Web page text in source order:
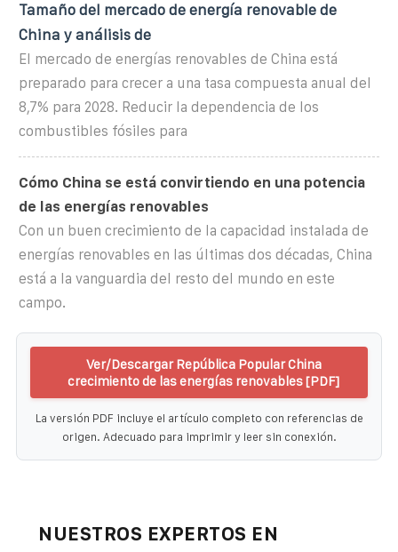
Tamaño del mercado de energía renovable de
China y análisis de
El mercado de energías renovables de China está
preparado para crecer a una tasa compuesta anual del
8,7% para 2028. Reducir la dependencia de los
combustibles fósiles para
Cómo China se está convirtiendo en una potencia
de las energías renovables
Con un buen crecimiento de la capacidad instalada de
energías renovables en las últimas dos décadas, China
está a la vanguardia del resto del mundo en este
campo.
Ver/Descargar República Popular China
crecimiento de las energías renovables [PDF]
La versión PDF incluye el artículo completo con referencias de
origen. Adecuado para imprimir y leer sin conexión.
NUESTROS EXPERTOS EN